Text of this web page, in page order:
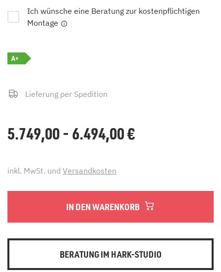
Ich wünsche eine Beratung zur kostenpflichtigen
Montage
A+
Lieferung per Spedition
5.749,00 - 6.494,00€
inkl. MwSt. und Versandkosten
IN DEN WARENKORB
BERATUNG IM HARK-STUDIO